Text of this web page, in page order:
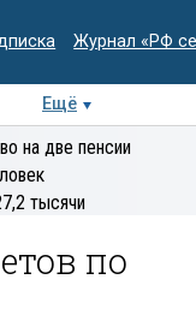
Журнал «РФ
Ещё
на две пенсии
тысячи
по